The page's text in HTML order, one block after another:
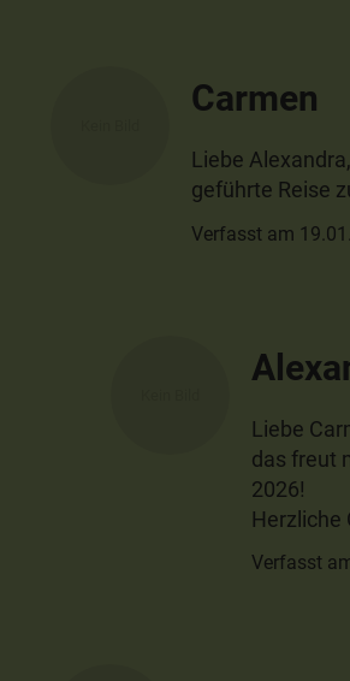
Carmen
Liebe
geführte Reise
Verfasst am
Liebe
das freut
2026!
Herzliche
Verfasst